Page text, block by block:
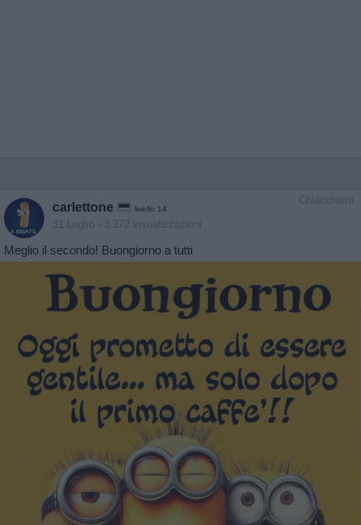
Chiacchiera
carlettone livello 14
31 Luglio - 3.272 visualizzazioni
Meglio il secondo! Buongiorno a tutti